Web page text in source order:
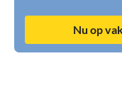
Nu op